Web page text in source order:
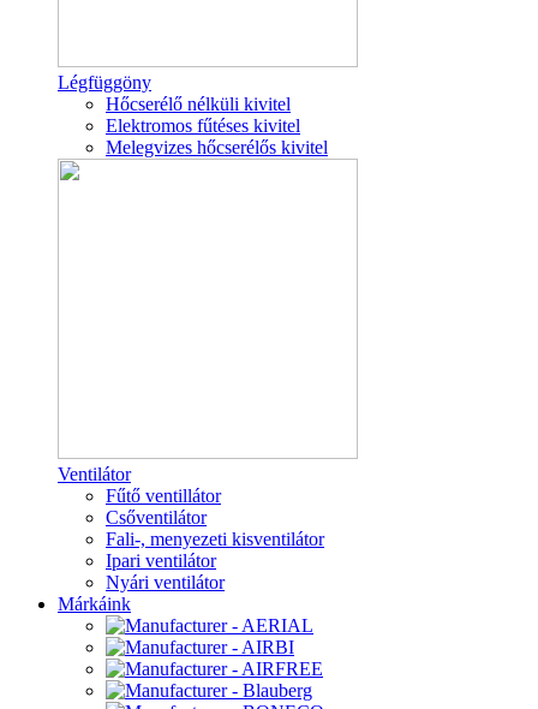
Légfüggöny
Hőcserélő nélküli kivitel
Elektromos fűtéses kivitel
Melegvizes hőcserélős kivitel
Ventilátor
Fűtő ventillátor
Csőventilátor
Fali-, menyezeti kisventilátor
Ipari ventilátor
Nyári ventilátor
Márkáink